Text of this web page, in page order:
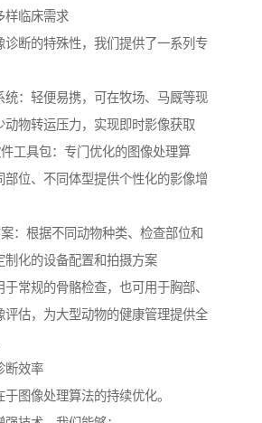
样临床需求
诊断的特殊性，我们提供了一系列专
统：轻便易携，可在牧场、马厩等现
动物转运压力，实现即时影像获取
工具包：专门优化的图像处理算
部位、不同体型提供个性化的影像增
：根据不同动物种类、检查部位和
制化的设备配置和拍摄方案
常规的骨骼检查，也可用于胸部、
评估，为大型动物的健康管理提供全
断效率
图像处理算法的持续优化。